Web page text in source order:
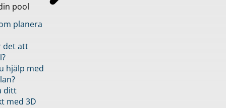
pool
planera
det att
hjälp med
ditt
med 3D